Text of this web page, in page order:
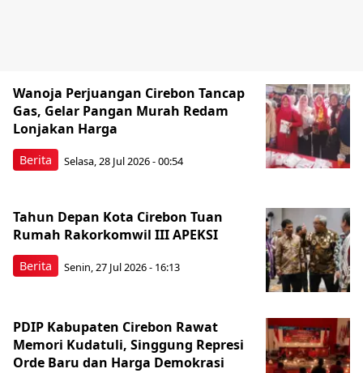
Berita
Wanoja Perjuangan Cirebon Tancap
Gas, Gelar Pangan Murah Redam
Lonjakan Harga
Selasa, 28 Jul 2026 - 00:54
Berita
Tahun Depan Kota Cirebon Tuan
Rumah Rakorkomwil III APEKSI
Senin, 27 Jul 2026 - 16:13
PDIP Kabupaten Cirebon Rawat
Memori Kudatuli, Singgung Represi
Orde Baru dan Harga Demokrasi